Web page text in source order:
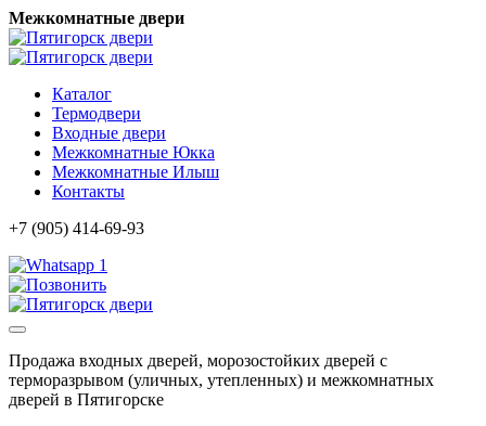
Межкомнатные двери
Каталог
Термодвери
Входные двери
Межкомнатные Юкка
Межкомнатные Илыш
Контакты
+7 (905) 414-69-93
1
Продажа входных дверей, морозостойких дверей с
терморазрывом (уличных, утепленных) и межкомнатных
дверей в Пятигорске